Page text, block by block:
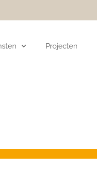
Projecten